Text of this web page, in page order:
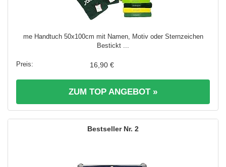
me Handtuch 50x100cm mit Namen, Motiv oder Sternzeichen
Bestickt ...
16,90 €
ZUM TOP ANGEBOT »
2